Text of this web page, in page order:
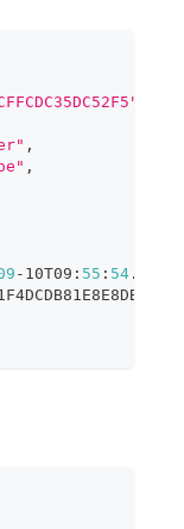
,
,
-10T09 : 55 : 54